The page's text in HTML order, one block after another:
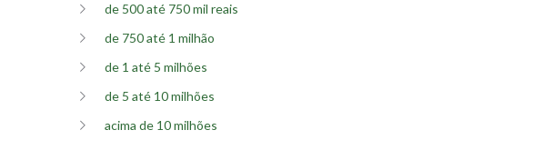
de 500 até 750 mil reais
de 750 até 1 milhão
de 1 até 5 milhões
de 5 até 10 milhões
acima de 10 milhões